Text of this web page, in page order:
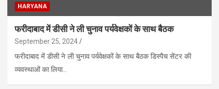
HARYANA
फरीदाबाद में डीसी ने ली चुनाव पर्यवेक्षकों के साथ बैठक
September 25, 2024
फरीदाबाद में डीसी ने ली चुनाव पर्यवेक्षकों के साथ बैठक डिस्पैच सेंटर की
व्यवस्थाओं का लिया…